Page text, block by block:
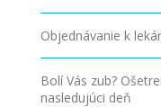
Objednávanie k
Bolí Vás zub?
nasledujúci deň